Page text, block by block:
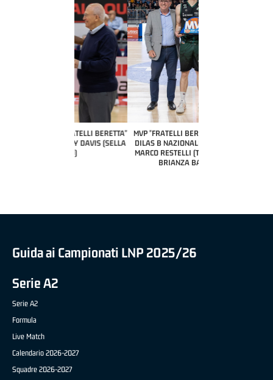
MVP "FRATELLI BERETTA" SAMUEL
DILAS B NAZIONALE APRILE '26 -
MARCO RESTELLI (TAV TREVIGLIO
BRIANZA BASKET)
Guida ai Campionati LNP 2025/26
Serie A2
Serie A2
Formula
Live Match
Calendario 2026-2027
Squadre 2026-2027